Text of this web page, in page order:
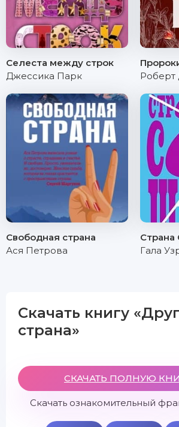
Селеста между строк
Джессика Парк
Свободная страна
Ася Петрова
Страна
Гала
Скачать книгу
страна»
СКАЧАТЬ ПОЛНУЮ
Скачать ознакомительный